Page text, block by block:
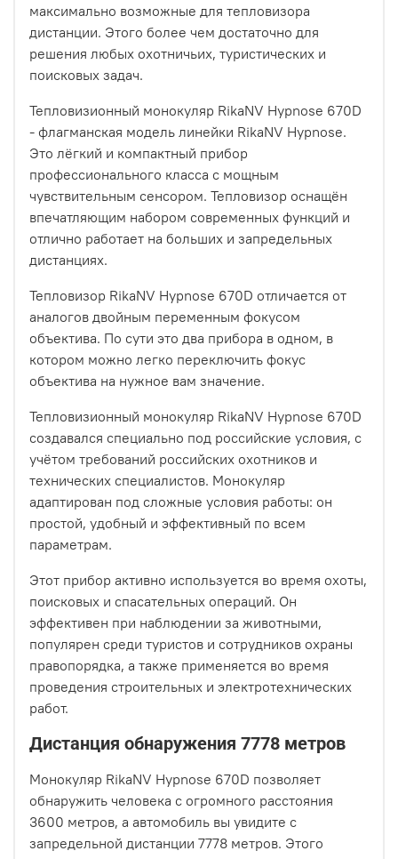
максимально возможные для тепловизора
дистанции. Этого более чем достаточно для
решения любых охотничьих, туристических и
поисковых задач.
Тепловизионный монокуляр RikaNV Hypnose 670D
- флагманская модель линейки RikaNV Hypnose.
Это лёгкий и компактный прибор
профессионального класса с мощным
чувствительным сенсором. Тепловизор оснащён
впечатляющим набором современных функций и
отлично работает на больших и запредельных
дистанциях.
Тепловизор RikaNV Hypnose 670D отличается от
аналогов двойным переменным фокусом
объектива. По сути это два прибора в одном, в
котором можно легко переключить фокус
объектива на нужное вам значение.
Тепловизионный монокуляр RikaNV Hypnose 670D
создавался специально под российские условия, с
учётом требований российских охотников и
технических специалистов. Монокуляр
адаптирован под сложные условия работы: он
простой, удобный и эффективный по всем
параметрам.
Этот прибор активно используется во время охоты,
поисковых и спасательных операций. Он
эффективен при наблюдении за животными,
популярен среди туристов и сотрудников охраны
правопорядка, а также применяется во время
проведения строительных и электротехнических
работ.
Дистанция обнаружения 7778 метров
Монокуляр RikaNV Hypnose 670D позволяет
обнаружить человека с огромного расстояния
3600 метров, а автомобиль вы увидите с
запредельной дистанции 7778 метров. Этого